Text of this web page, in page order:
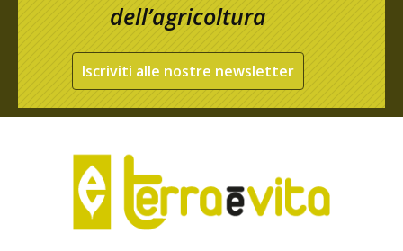
dell’agricoltura
Iscriviti alle nostre newsletter